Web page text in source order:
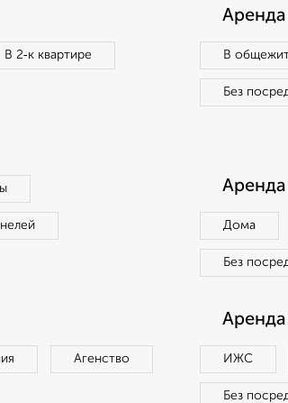
В 2‑к квартире В
Без
Дома
Без
Агенство
Аренда
ИЖС
Без